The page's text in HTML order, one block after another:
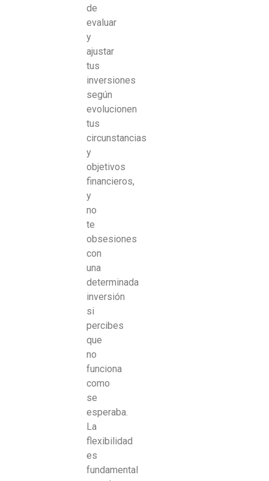
de
evaluar
y
ajustar
tus
inversiones
según
evolucionen
tus
circunstancias
y
objetivos
financieros,
y
no
te
obsesiones
con
una
determinada
inversión
si
percibes
que
no
funciona
como
se
esperaba.
La
flexibilidad
es
fundamental